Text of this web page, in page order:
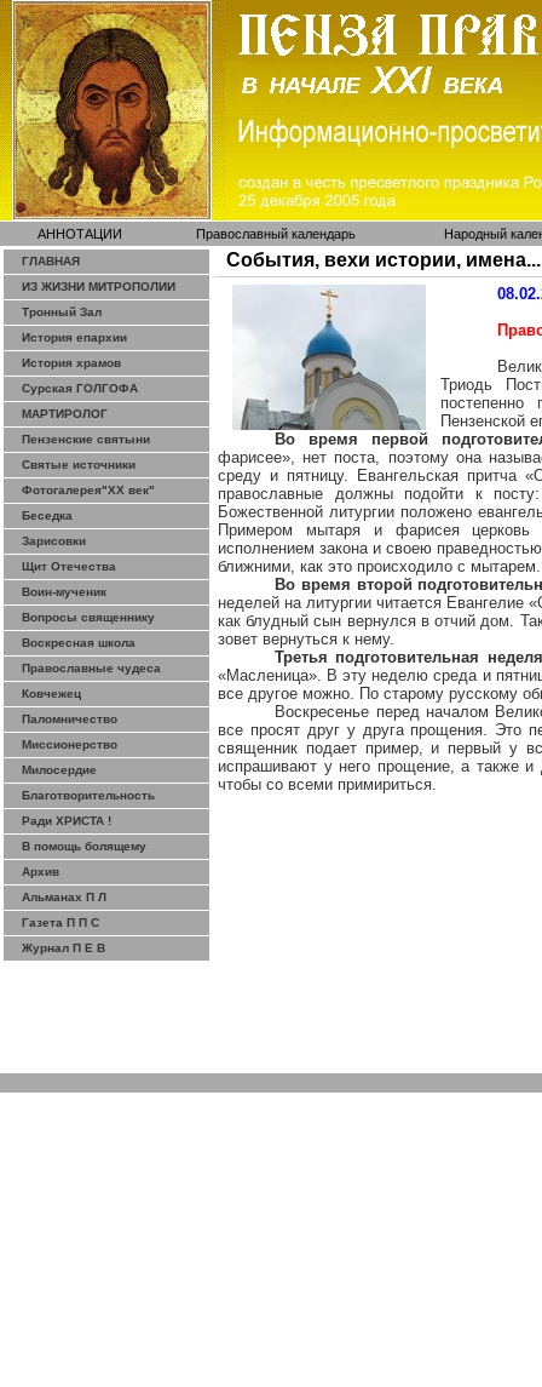
АННОТАЦИИ Православный календарь Народный
ГЛАВНАЯ
ИЗ ЖИЗНИ МИТРОПОЛИИ
Тронный Зал
История епархии
История храмов
Сурская ГОЛГОФА
МАРТИРОЛОГ
Пензенские святыни
Святые источники
Фотогалерея"ХХ век"
Беседка
Зарисовки
Щит Отечества
Воин-мученик
Вопросы священнику
Воскресная школа
Православные чудеса
Ковчежец
Паломничество
Миссионерство
Милосердие
Благотворительность
Ради ХРИСТА !
В помощь болящему
Архив
Альманах П Л
Газета П П С
Журнал П Е В
События, вехи истории, имена...
Триодь
Пензенской
Во время первой
фарисее», нет поста, поэтому она
среду и пятницу. Евангельская притча
православные должны подойти к
Божественной литургии положено
Примером мытаря и фарисея церковь
исполнением закона и своею
ближними, как это происходило с мытарем.
Во время второй
неделей на литургии читается
как блудный сын вернулся в отчий дом.
зовет вернуться к нему.
Третья подготовительная неделя
«Масленица». В эту неделю среда и
все другое можно. По старому русскому
Воскресенье перед началом
все просят друг у друга прощения. Это
священник подает пример, и первый у
испрашивают у него прощение, а также
чтобы со всеми примириться.